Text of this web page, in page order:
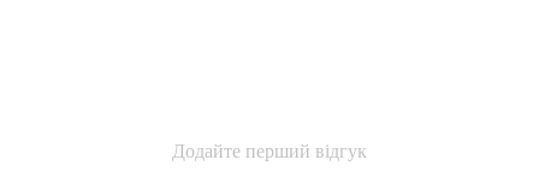
Додайте перший відгук